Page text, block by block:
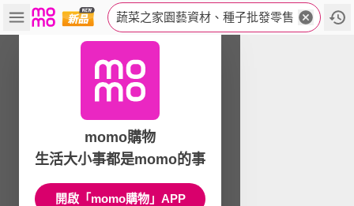
蔬菜之家園藝資材、種子批發零售
momo購物
生活大小事都是momo的事
開啟「momo購物」APP